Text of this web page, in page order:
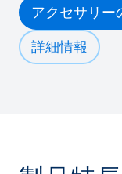
アクセサリー
詳細情報